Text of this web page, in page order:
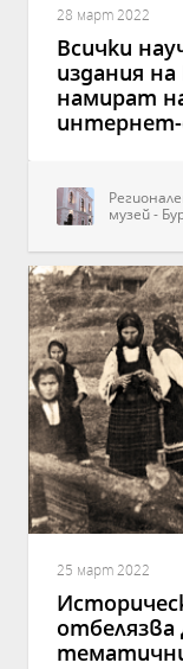
28 март 2022
Всички
издания на
намират
музей -
25 март 2022
отбелязва